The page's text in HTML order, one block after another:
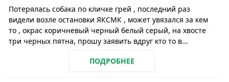
Потерялась собака по кличке грей , последний раз
видели возле остановки ЯКСМК , может увязался за кем
то , окрас коричневый черный белый серый, на хвосте
три черных пятна, прошу заявить вдруг кто то в...
ПОДРОБНЕЕ